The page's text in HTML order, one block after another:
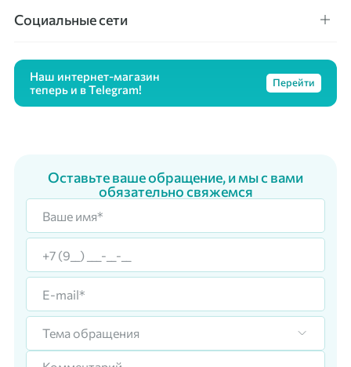
Социальные сети
Наш интернет-магазин
теперь и в Telegram!
Перейти
Оставьте ваше обращение, и мы с вами
обязательно свяжемся
Тема обращения